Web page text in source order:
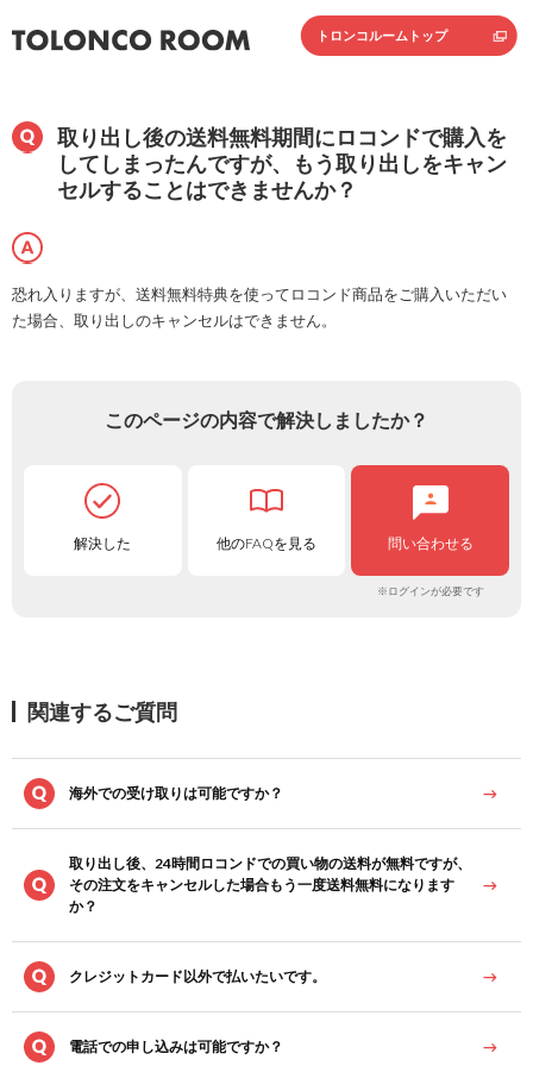
トロンコルームトップ
取り出し後の送料無料期間にロコンドで購入を
してしまったんですが、もう取り出しをキャン
セルすることはできませんか？
恐れ入りますが、送料無料特典を使ってロコンド商品をご購入いただい
た場合、取り出しのキャンセルはできません。
このページの内容で解決しましたか？
解決した 他のFAQを見る 問い合わせる
※ログインが必要です
関連するご質問
海外での受け取りは可能ですか？
取り出し後、24時間ロコンドでの買い物の送料が無料ですが、
その注文をキャンセルした場合もう一度送料無料になります
か？
クレジットカード以外で払いたいです。
電話での申し込みは可能ですか？